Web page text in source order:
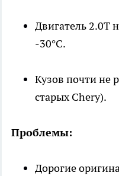
Двигатель 2.0Т
-30°C.
Кузов почти не
старых Chery).
Проблемы:
Дорогие